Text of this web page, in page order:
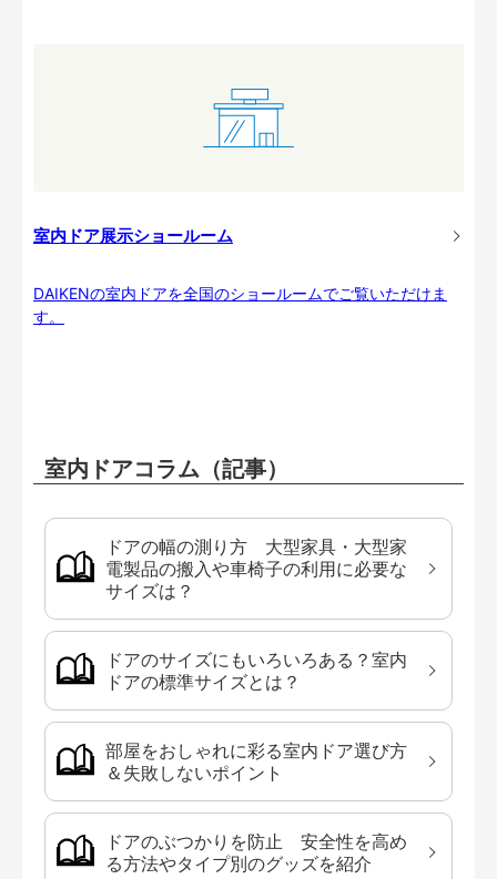
室内ドア展示ショールーム
DAIKENの室内ドアを全国のショールームでご覧いただけま
す。
室内ドアコラム（記事）
ドアの幅の測り方 大型家具・大型家
電製品の搬入や車椅子の利用に必要な
サイズは？
ドアのサイズにもいろいろある？室内
ドアの標準サイズとは？
部屋をおしゃれに彩る室内ドア選び方
＆失敗しないポイント
ドアのぶつかりを防止 安全性を高め
る方法やタイプ別のグッズを紹介